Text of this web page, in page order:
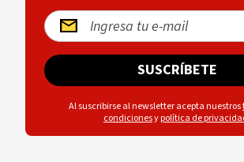
SUSCRÍBETE
Al suscribirse al newsletter acepta nuestros
condicionesypolítica de